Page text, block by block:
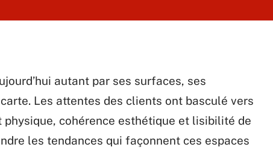
autant par ses surfaces, ses
Les attentes des clients ont basculé vers
cohérence esthétique et lisibilité de
les tendances qui façonnent ces espaces